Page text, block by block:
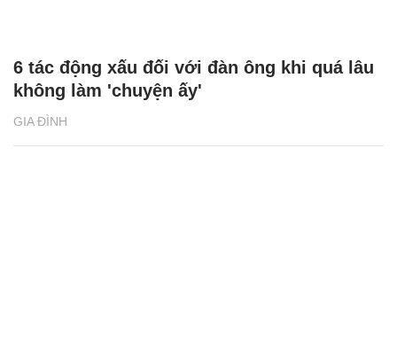
GIA ĐÌNH
6 tác động xấu đối với đàn ông khi quá lâu
không làm 'chuyện ấy'